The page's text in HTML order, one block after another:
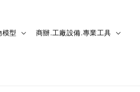
模型 商辦.工廠設備.專業工具